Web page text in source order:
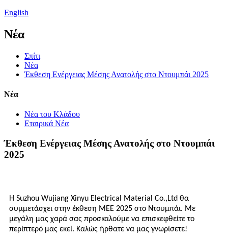
English
Νέα
Σπίτι
Νέα
Έκθεση Ενέργειας Μέσης Ανατολής στο Ντουμπάι 2025
Νέα
Νέα του Κλάδου
Εταιρικά Νέα
Έκθεση Ενέργειας Μέσης Ανατολής στο Ντουμπάι
2025
Η Suzhou Wujiang Xinyu Electrical Material Co.,Ltd θα
συμμετάσχει στην έκθεση MEE 2025 στο Ντουμπάι. Με
μεγάλη μας χαρά σας προσκαλούμε να επισκεφθείτε το
περίπτερό μας εκεί. Καλώς ήρθατε να μας γνωρίσετε!